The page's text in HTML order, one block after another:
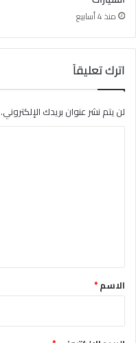
منذ 4 أسابيع
اترك تعليقاً
لن يتم نشر عنوان بريدك الإلكتروني.
*الاسم*